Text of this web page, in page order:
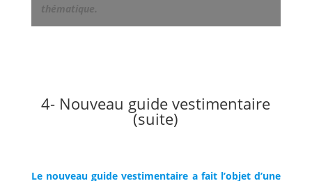
thématique.
4- Nouveau guide vestimentaire
(suite)
Le nouveau guide vestimentaire a fait l’objet d’une